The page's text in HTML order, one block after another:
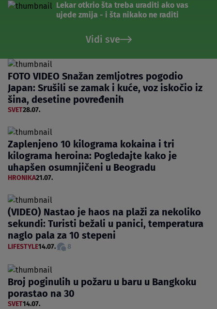
Lekar otkrio šta treba uraditi ako vas
ujede zmija - i šta nikako ne raditi
Vidi sve
FOTO VIDEO Snažan zemljotres pogodio
Japan: Srušili se zamak i kuće, voz iskočio iz
šina, desetine povređenih
SVET28.07.
Zaplenjeno 10 kilograma kokaina i tri
kilograma heroina: Pogledajte kako je
uhapšen osumnjičeni u Beogradu
HRONIKA21.07.
(VIDEO) Nastao je haos na plaži za nekoliko
sekundi: Turisti bežali u panici, temperatura
naglo pala za 10 stepeni
LIFESTYLE14.07. 8
Broj poginulih u požaru u baru u Bangkoku
porastao na 30
SVET14.07.